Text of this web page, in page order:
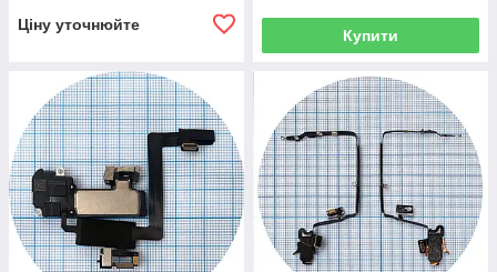
Ціну уточнюйте
Купити